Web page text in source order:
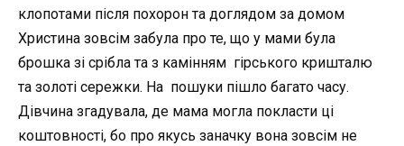
клопотами після похорон та доглядом за домом
Христина зовсім забула про те, що у мами була
брошка зі срібла та з камінням гірського кришталю
та золоті сережки. На пошуки пішло багато часу.
Дівчина згадувала, де мама могла покласти ці
коштовності, бо про якусь заначку вона зовсім не